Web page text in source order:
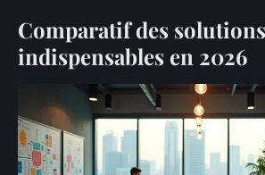
Comparatif des
indispensables en 2026